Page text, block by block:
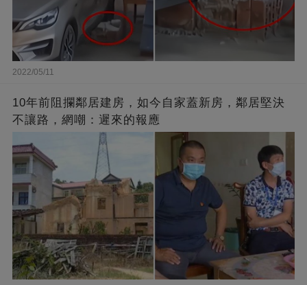
2022/05/11
10年前阻攔鄰居建房，如今自家蓋新房，鄰居堅決
不讓路，網嘲：遲來的報應